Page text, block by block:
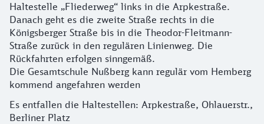
Haltestelle „Fliederweg“ links in die Arpkestraße.
Danach geht es die zweite Straße rechts in die
Königsberger Straße bis in die Theodor-Fleitmann-
Straße zurück in den regulären Linienweg. Die
Rückfahrten erfolgen sinngemäß.
Die Gesamtschule Nußberg kann regulär vom Hemberg
kommend angefahren werden
Es entfallen die Haltestellen: Arpkestraße, Ohlauerstr.,
Berliner Platz